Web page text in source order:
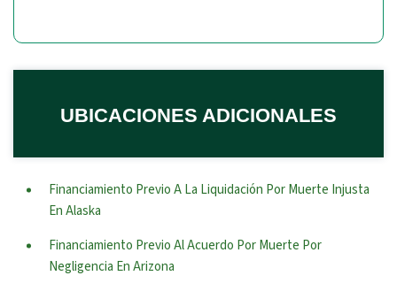
UBICACIONES ADICIONALES
Financiamiento Previo A La Liquidación Por Muerte Injusta
En Alaska
Financiamiento Previo Al Acuerdo Por Muerte Por
Negligencia En Arizona